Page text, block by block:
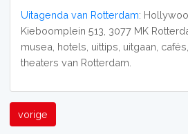
Uitagenda van Rotterdam:
Kieboomplein 513, 3077 MK
musea, hotels, uittips, uitgaan,
theaters van Rotterdam.
vorige